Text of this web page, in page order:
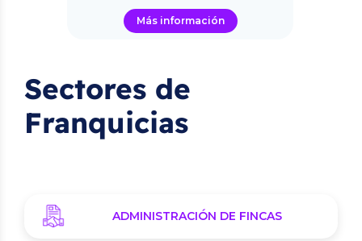
Más información
Sectores de
Franquicias
ADMINISTRACIÓN DE FINCAS